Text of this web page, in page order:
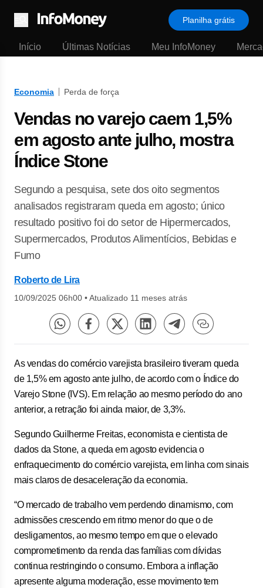
Menu
Planilha grátis
Início Últimas Notícias Meu InfoMoney
Economia Perda de força
Vendas no varejo caem 1,5%
em agosto ante julho, mostra
Índice Stone
Segundo a pesquisa, sete dos oito segmentos
analisados registraram queda em agosto; único
resultado positivo foi do setor de Hipermercados,
Supermercados, Produtos Alimentícios, Bebidas e
Fumo
Roberto de Lira
10/09/2025 06h00 •Atualizado 11 meses atrás
As vendas do comércio varejista brasileiro tiveram queda
de 1,5% em agosto ante julho, de acordo com o Índice do
Varejo Stone (IVS). Em relação ao mesmo período do ano
anterior, a retração foi ainda maior, de 3,3%.
Segundo Guilherme Freitas, economista e cientista de
dados da Stone, a queda em agosto evidencia o
enfraquecimento do comércio varejista, em linha com sinais
mais claros de desaceleração da economia.
“O mercado de trabalho vem perdendo dinamismo, com
admissões crescendo em ritmo menor do que o de
desligamentos, ao mesmo tempo em que o elevado
comprometimento da renda das famílias com dívidas
continua restringindo o consumo. Embora a inflação
apresente alguma moderação, esse movimento tem